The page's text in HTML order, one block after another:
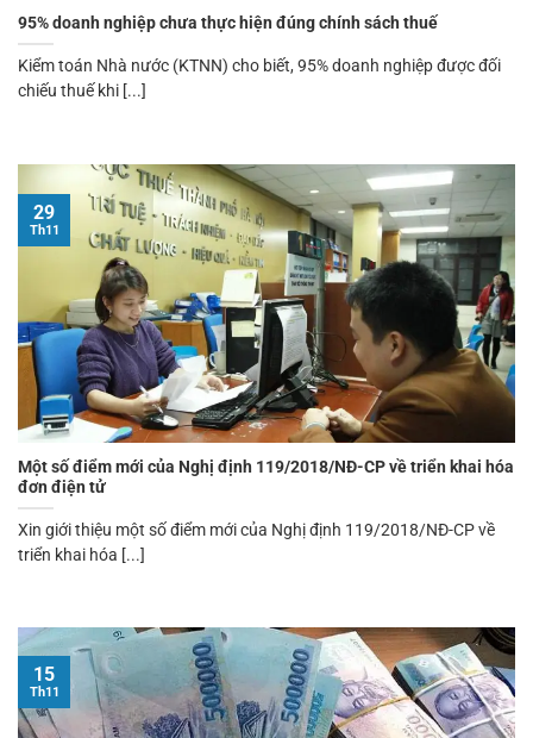
95% doanh nghiệp chưa thực hiện đúng chính sách thuế
Kiểm toán Nhà nước (KTNN) cho biết, 95% doanh nghiệp được đối
chiếu thuế khi [...]
Một số điểm mới của Nghị định 119/2018/NĐ-CP về triển khai hóa
đơn điện tử
Xin giới thiệu một số điểm mới của Nghị định 119/2018/NĐ-CP về
triển khai hóa [...]
29
Th11
15
Th11